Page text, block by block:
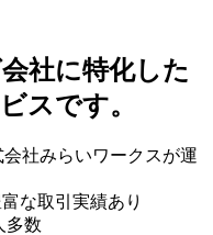
社に特化した
スです。
社みらいワークスが運
な取引実績あり
多数